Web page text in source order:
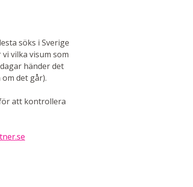
söks i Sverige
vilka visum som
händer det
det går).
att kontrollera